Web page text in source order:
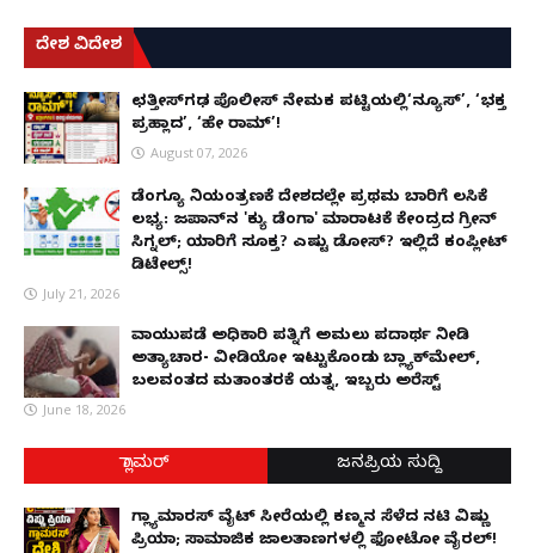
ದೇಶ ವಿದೇಶ
ಛತ್ತೀಸ್‌ಗಢ ಪೊಲೀಸ್ ನೇಮಕ ಪಟ್ಟಿಯಲ್ಲಿ‘ನ್ಯೂಸ್’, ‘ಭಕ್ತ
ಪ್ರಹ್ಲಾದ’, ‘ಹೇ ರಾಮ್’!
August 07, 2026
ಡೆಂಗ್ಯೂ ನಿಯಂತ್ರಣಕ್ಕೆ ದೇಶದಲ್ಲೇ ಪ್ರಥಮ ಬಾರಿಗೆ ಲಸಿಕೆ
ಲಭ್ಯ: ಜಪಾನ್‌ನ 'ಕ್ಯು ಡೆಂಗಾ' ಮಾರಾಟಕ್ಕೆ ಕೇಂದ್ರದ ಗ್ರೀನ್
ಸಿಗ್ನಲ್; ಯಾರಿಗೆ ಸೂಕ್ತ? ಎಷ್ಟು ಡೋಸ್? ಇಲ್ಲಿದೆ ಕಂಪ್ಲೀಟ್
ಡಿಟೇಲ್ಸ್!
July 21, 2026
ವಾಯುಪಡೆ ಅಧಿಕಾರಿ ಪತ್ನಿಗೆ ಅಮಲು ಪದಾರ್ಥ ನೀಡಿ
ಅತ್ಯಾಚಾರ- ವೀಡಿಯೋ ಇಟ್ಟುಕೊಂಡು ಬ್ಲ್ಯಾಕ್‌ಮೇಲ್,
ಬಲವಂತದ ಮತಾಂತರಕ್ಕೆ ಯತ್ನ, ಇಬ್ಬರು ಅರೆಸ್ಟ್
June 18, 2026
ಗ್ಲಾಮರ್ ಜನಪ್ರಿಯ ಸುದ್ದಿ
ಗ್ಲ್ಯಾಮಾರಸ್ ವೈಟ್‌ ಸೀರೆಯಲ್ಲಿ ಕಣ್ಮನ ಸೆಳೆದ ನಟಿ ವಿಷ್ಣು
ಪ್ರಿಯಾ; ಸಾಮಾಜಿಕ ಜಾಲತಾಣಗಳಲ್ಲಿ ಫೋಟೋ ವೈರಲ್!